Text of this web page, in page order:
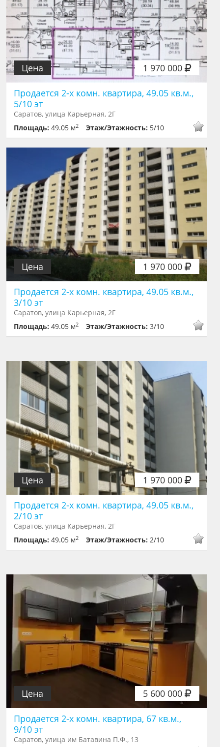
1 970 000
Цена
Продается 2-х комн. квартира, 49.05 кв.м.,
5/10 эт
Саратов, улица Карьерная, 2Г
Площадь:49.05 м2 Этаж/Этажность: 5/10
1 970 000
Цена
Продается 2-х комн. квартира, 49.05 кв.м.,
3/10 эт
Саратов, улица Карьерная, 2Г
Площадь:49.05 м2 Этаж/Этажность:3/10
1 970 000
Цена
Продается 2-х комн. квартира, 49.05 кв.м.,
2/10 эт
Саратов, улица Карьерная, 2Г
Площадь:49.05 м2 Этаж/Этажность:2/10
5 600 000
Цена
Продается 2-х комн. квартира, 67 кв.м.,
9/10 эт
Саратов, улица им Батавина П.Ф., 13